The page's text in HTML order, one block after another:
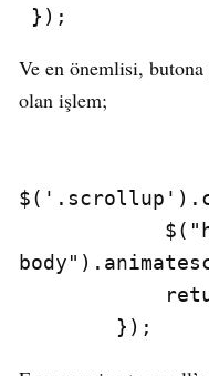
});
Ve en önemlisi, butona
olan işlem;
        });